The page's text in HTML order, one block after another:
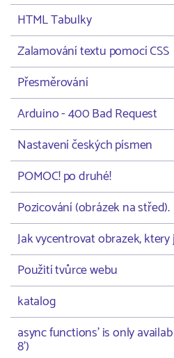
HTML Tabulky
Zalamování textu pomocí CSS
Přesměrování
Arduino - 400 Bad Request
Nastavení českých písmen
POMOC! po druhé!
Pozicování (obrázek na střed).
Jak vycentrovat obrazek,
Použití tvůrce webu
katalog
async functions' is only
8')